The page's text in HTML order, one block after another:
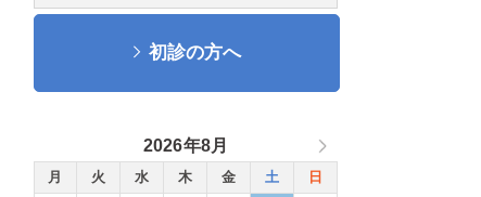
初診の方へ
2026年8月
月 火 水 木 金 土 日